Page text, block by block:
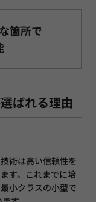
箇所で
ばれる理由
術は高い信頼性を
す。これまでに培
小クラスの小型で